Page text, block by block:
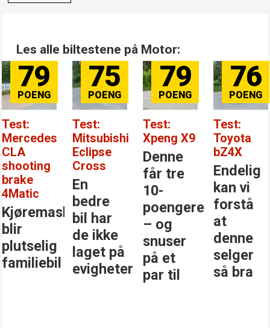
Les alle biltestene på Motor:
79
Test:
Mercedes
CLA
shooting
brake
4Matic
Kjøremaskinen
blir
plutselig
familiebil
75
Test:
Mitsubishi
Eclipse
Cross
En
bedre
bil har
de ikke
laget på
evigheter
79
Test:
Xpeng X9
Denne
får tre
10-
poengere
– og
snuser
på et
par til
76
Test:
Toyota
bZ4X
Endelig
kan vi
forstå
at
denne
selger
så bra